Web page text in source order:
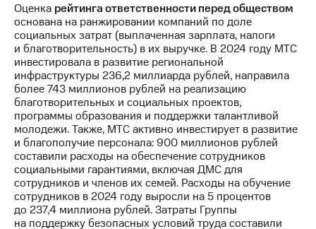
ПАО
"МТС"
Собрания
акционеров
Личный
кабинет
акционера
Акционерный
капитал
Контроль
и
аудит
Рынок
акций
Описание
Оценка рейтинга ответственности перед обществом
основана на ранжировании компаний по доле
социальных затрат (выплаченная зарплата, налоги
и благотворительность) в их выручке. В 2024 году МТС
инвестировала в развитие региональной
инфраструктуры 236,2 миллиарда рублей, направила
более 743 миллионов рублей на реализацию
благотворительных и социальных проектов,
программы образования и поддержки талантливой
молодежи. Также, МТС активно инвестирует в развитие
и благополучие персонала: 900 миллионов рублей
составили расходы на обеспечение сотрудников
социальными гарантиями, включая ДМС для
сотрудников и членов их семей. Расходы на обучение
сотрудников в 2024 году выросли на 5 процентов
до 237,4 миллиона рублей. Затраты Группы
на поддержку безопасных условий труда составили